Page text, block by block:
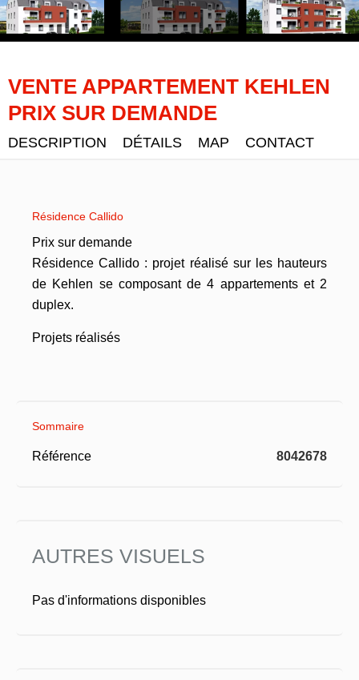
VENTE APPARTEMENT KEHLEN
PRIX SUR DEMANDE
DESCRIPTION DÉTAILS MAP CONTACT
Résidence Callido
Prix sur demande
Résidence Callido : projet réalisé sur les hauteurs
de Kehlen se composant de 4 appartements et 2
duplex.
Projets réalisés
Sommaire
Référence 8042678
AUTRES VISUELS
Pas d'informations disponibles